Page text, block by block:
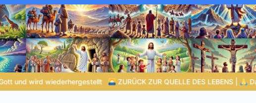
DES LEBENS | Das Gebet, das das Herz verändert | 10.Denn dein ist